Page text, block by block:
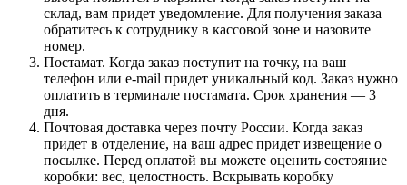
склад, вам придет уведомление. Для получения заказа
обратитесь к сотруднику в кассовой зоне и назовите
номер.
Постамат. Когда заказ поступит на точку, на ваш
телефон или e-mail придет уникальный код. Заказ нужно
оплатить в терминале постамата. Срок хранения — 3
дня.
Почтовая доставка через почту России. Когда заказ
придет в отделение, на ваш адрес придет извещение о
посылке. Перед оплатой вы можете оценить состояние
коробки: вес, целостность. Вскрывать коробку